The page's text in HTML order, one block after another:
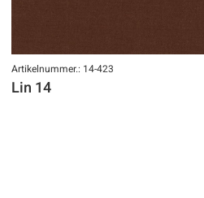
Artikelnummer.: 14-423
Lin 14